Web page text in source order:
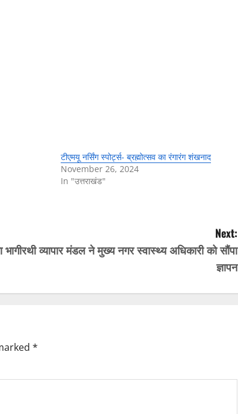
टीएमयू नर्सिंग स्पोर्ट्स- ब्रह्मोत्सव का रंगारंग शंखनाद
November 26, 2024
In "उत्तराखंड"
Next:
भागीरथी व्यापार मंडल ने मुख्य नगर स्वास्थ्य अधिकारी को सौंपा
ज्ञापन
*